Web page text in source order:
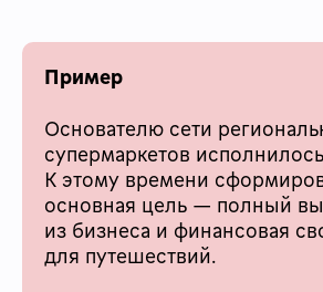
Пример
Основателю сети
супермаркетов
К этому времени
основная цель — полный
из бизнеса и финансовая
для путешествий.